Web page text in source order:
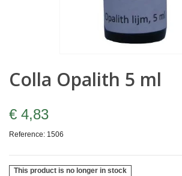
Colla Opalith 5 ml
€ 4,83
Reference: 1506
This product is no longer in stock